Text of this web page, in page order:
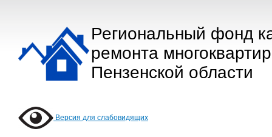
Региональный фонд
ремонта
Пензенской области
Версия для слабовидящих